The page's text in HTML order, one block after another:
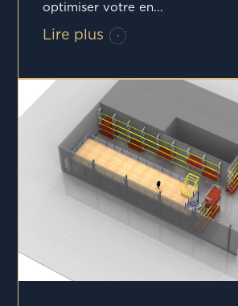
optimiser votre en...
Lire plus